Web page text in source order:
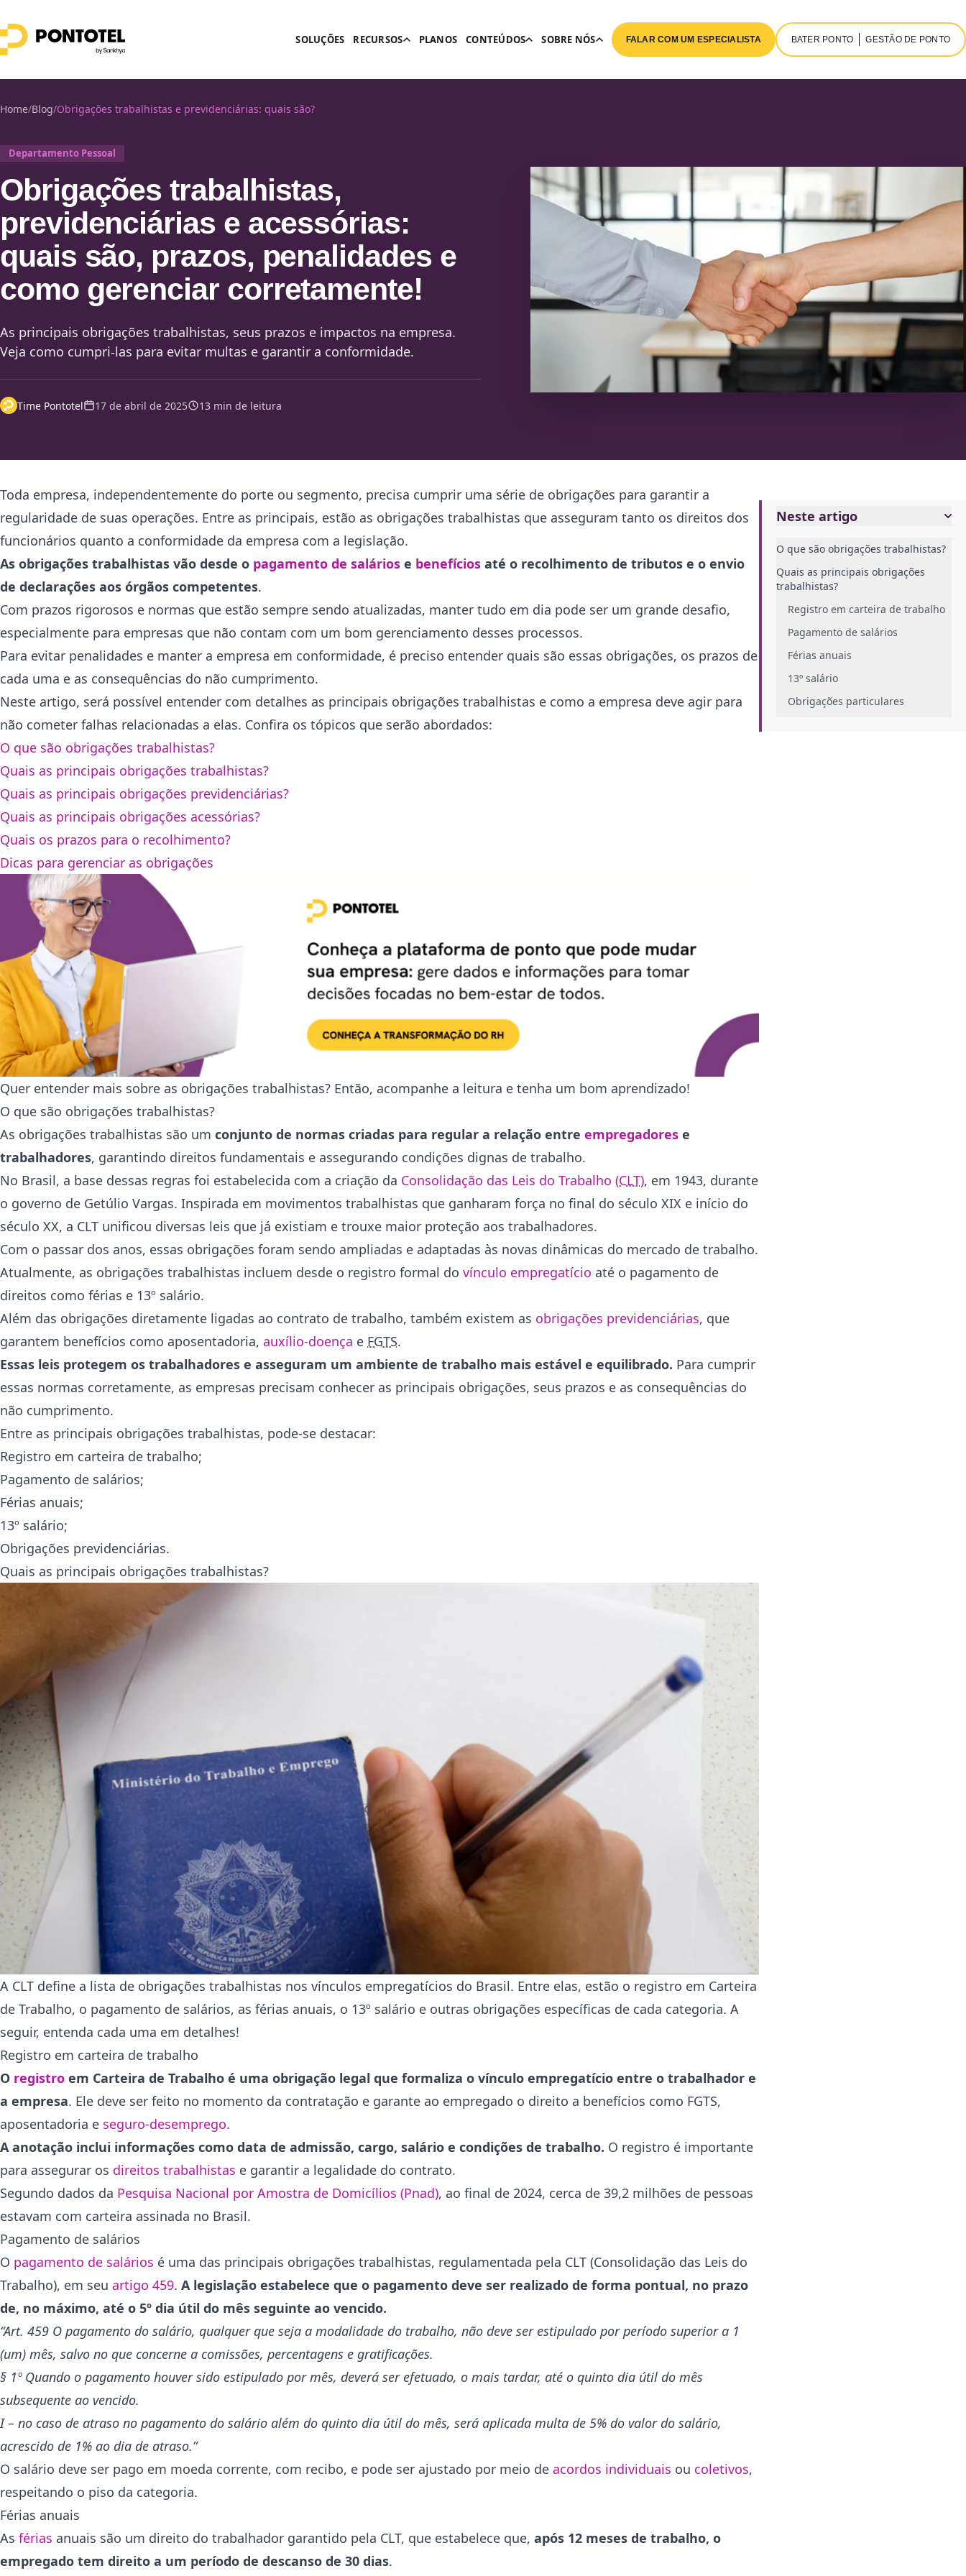
SOLUÇÕES RECURSOS PLANOS CONTEÚDOS SOBRE NÓS FALAR COM UM ESPECIALISTA BATER PONTO GESTÃO DE PONTO
Home/Blog/Obrigações trabalhistas e previdenciárias: quais são?
Departamento Pessoal
Obrigações trabalhistas,
previdenciárias e acessórias:
quais são, prazos, penalidades e
como gerenciar corretamente!
As principais obrigações trabalhistas, seus prazos e impactos na empresa.
Veja como cumpri-las para evitar multas e garantir a conformidade.
Time Pontotel 17 de abril de 2025 13 min de leitura
Neste artigo
O que são obrigações trabalhistas?
Quais as principais obrigações
trabalhistas?
Registro em carteira de trabalho
Pagamento de salários
Férias anuais
13º salário
Obrigações particulares‍
Toda empresa, independentemente do porte ou segmento, precisa cumprir uma série de obrigações para garantir a
regularidade de suas operações. Entre as principais, estão as obrigações trabalhistas que asseguram tanto os direitos dos
funcionários quanto a conformidade da empresa com a legislação.
As obrigações trabalhistas vão desde o pagamento de salários e benefícios até o recolhimento de tributos e o envio
de declarações aos órgãos competentes.
Com prazos rigorosos e normas que estão sempre sendo atualizadas, manter tudo em dia pode ser um grande desafio,
especialmente para empresas que não contam com um bom gerenciamento desses processos.
Para evitar penalidades e manter a empresa em conformidade, é preciso entender quais são essas obrigações, os prazos de
cada uma e as consequências do não cumprimento.
Neste artigo, será possível entender com detalhes as principais obrigações trabalhistas e como a empresa deve agir para
não cometer falhas relacionadas a elas. Confira os tópicos que serão abordados:
O que são obrigações trabalhistas?
Quais as principais obrigações trabalhistas?
Quais as principais obrigações previdenciárias?
Quais as principais obrigações acessórias?
Quais os prazos para o recolhimento?
Dicas para gerenciar as obrigações
Quer entender mais sobre as obrigações trabalhistas? Então, acompanhe a leitura e tenha um bom aprendizado!
O que são obrigações trabalhistas?
As obrigações trabalhistas são um conjunto de normas criadas para regular a relação entre empregadores e
trabalhadores, garantindo direitos fundamentais e assegurando condições dignas de trabalho.
No Brasil, a base dessas regras foi estabelecida com a criação da Consolidação das Leis do Trabalho (CLT), em 1943, durante
o governo de Getúlio Vargas. Inspirada em movimentos trabalhistas que ganharam força no final do século XIX e início do
século XX, a CLT unificou diversas leis que já existiam e trouxe maior proteção aos trabalhadores.
Com o passar dos anos, essas obrigações foram sendo ampliadas e adaptadas às novas dinâmicas do mercado de trabalho.
Atualmente, as obrigações trabalhistas incluem desde o registro formal do vínculo empregatício até o pagamento de
direitos como férias e 13º salário.
Além das obrigações diretamente ligadas ao contrato de trabalho, também existem as obrigações previdenciárias, que
garantem benefícios como aposentadoria, auxílio-doença e FGTS.
Essas leis protegem os trabalhadores e asseguram um ambiente de trabalho mais estável e equilibrado. Para cumprir
essas normas corretamente, as empresas precisam conhecer as principais obrigações, seus prazos e as consequências do
não cumprimento.
Entre as principais obrigações trabalhistas, pode-se destacar:
Registro em carteira de trabalho;
Pagamento de salários;
Férias anuais;
13º salário;
Obrigações previdenciárias.
Quais as principais obrigações trabalhistas?
A CLT define a lista de obrigações trabalhistas nos vínculos empregatícios do Brasil. Entre elas, estão o registro em Carteira
de Trabalho, o pagamento de salários, as férias anuais, o 13º salário e outras obrigações específicas de cada categoria. A
seguir, entenda cada uma em detalhes!
Registro em carteira de trabalho
O registro em Carteira de Trabalho é uma obrigação legal que formaliza o vínculo empregatício entre o trabalhador e
a empresa. Ele deve ser feito no momento da contratação e garante ao empregado o direito a benefícios como FGTS,
aposentadoria e seguro-desemprego.
A anotação inclui informações como data de admissão, cargo, salário e condições de trabalho. O registro é importante
para assegurar os direitos trabalhistas e garantir a legalidade do contrato.
Segundo dados da Pesquisa Nacional por Amostra de Domicílios (Pnad), ao final de 2024, cerca de 39,2 milhões de pessoas
estavam com carteira assinada no Brasil.
Pagamento de salários
O pagamento de salários é uma das principais obrigações trabalhistas, regulamentada pela CLT (Consolidação das Leis do
Trabalho), em seu artigo 459. A legislação estabelece que o pagamento deve ser realizado de forma pontual, no prazo
de, no máximo, até o 5º dia útil do mês seguinte ao vencido.
“Art. 459 O pagamento do salário, qualquer que seja a modalidade do trabalho, não deve ser estipulado por período superior a 1
(um) mês, salvo no que concerne a comissões, percentagens e gratificações.
§ 1º Quando o pagamento houver sido estipulado por mês, deverá ser efetuado, o mais tardar, até o quinto dia útil do mês
subsequente ao vencido.
I – no caso de atraso no pagamento do salário além do quinto dia útil do mês, será aplicada multa de 5% do valor do salário,
acrescido de 1% ao dia de atraso.”
O salário deve ser pago em moeda corrente, com recibo, e pode ser ajustado por meio de acordos individuais ou coletivos,
respeitando o piso da categoria.
Férias anuais
As férias anuais são um direito do trabalhador garantido pela CLT, que estabelece que, após 12 meses de trabalho, o
empregado tem direito a um período de descanso de 30 dias.